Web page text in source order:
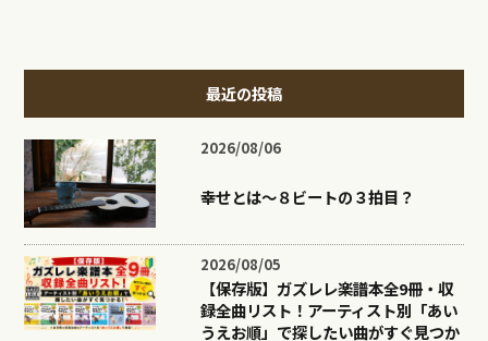
最近の投稿
2026/08/06
幸せとは〜８ビートの３拍目？
2026/08/05
【保存版】ガズレレ楽譜本全9冊・収
録全曲リスト！アーティスト別「あい
うえお順」で探したい曲がすぐ見つか